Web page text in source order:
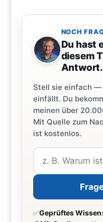
NOCH
Du hast
diesem
Antwort.
Stell sie einfach —
einfällt. Du
meinen über
Mit Quelle zum
ist kostenlos.
✅Geprüftes Wissen